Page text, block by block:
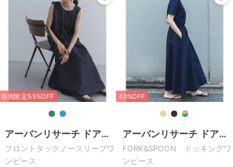
期間限定55%OFF
アーバンリサーチ ドアー
ズ
フロントタックノースリーブワ
ンピース
40%OFF
アーバンリサーチ ドアー
ズ
FORK&SPOON ドッキングワ
ンピース